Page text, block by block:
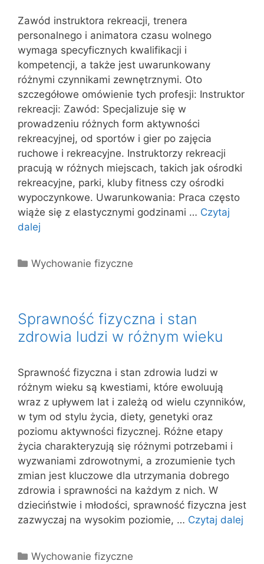
Zawód instruktora rekreacji, trenera
personalnego i animatora czasu wolnego
wymaga specyficznych kwalifikacji i
kompetencji, a także jest uwarunkowany
różnymi czynnikami zewnętrznymi. Oto
szczegółowe omówienie tych profesji: Instruktor
rekreacji: Zawód: Specjalizuje się w
prowadzeniu różnych form aktywności
rekreacyjnej, od sportów i gier po zajęcia
ruchowe i rekreacyjne. Instruktorzy rekreacji
pracują w różnych miejscach, takich jak ośrodki
rekreacyjne, parki, kluby fitness czy ośrodki
wypoczynkowe. Uwarunkowania: Praca często
wiąże się z elastycznymi godzinami … Czytaj
dalej
Kategorie
Wychowanie fizyczne
Sprawność fizyczna i stan
zdrowia ludzi w różnym wieku
Sprawność fizyczna i stan zdrowia ludzi w
różnym wieku są kwestiami, które ewoluują
wraz z upływem lat i zależą od wielu czynników,
w tym od stylu życia, diety, genetyki oraz
poziomu aktywności fizycznej. Różne etapy
życia charakteryzują się różnymi potrzebami i
wyzwaniami zdrowotnymi, a zrozumienie tych
zmian jest kluczowe dla utrzymania dobrego
zdrowia i sprawności na każdym z nich. W
dzieciństwie i młodości, sprawność fizyczna jest
zazwyczaj na wysokim poziomie, … Czytaj dalej
Kategorie
Wychowanie fizyczne